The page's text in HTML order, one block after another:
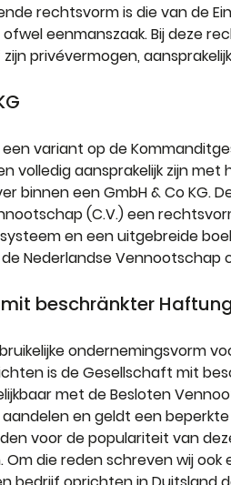
rechtsvorm is die van de
eenmanszaak. Bij deze
privévermogen,
variant op de
volledig aansprakelijk zijn
binnen een GmbH & Co KG.
(C.V.) een
en een uitgebreide
Nederlandse Vennootschap
beschränkter
ondernemingsvorm
is de Gesellschaft mit
met de Besloten
en geldt een
voor de populariteit van
die reden schreven wij ook